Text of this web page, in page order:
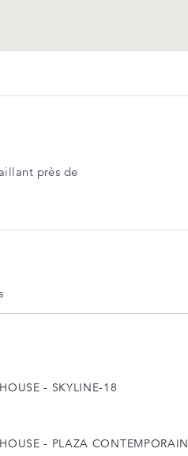
près de
- SKYLINE-18
- PLAZA CONTEMPORAIN